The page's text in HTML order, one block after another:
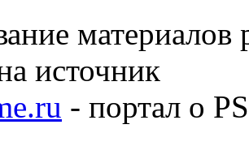
материалов
источник
- портал о